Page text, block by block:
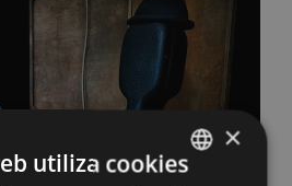
×
utiliza cookies